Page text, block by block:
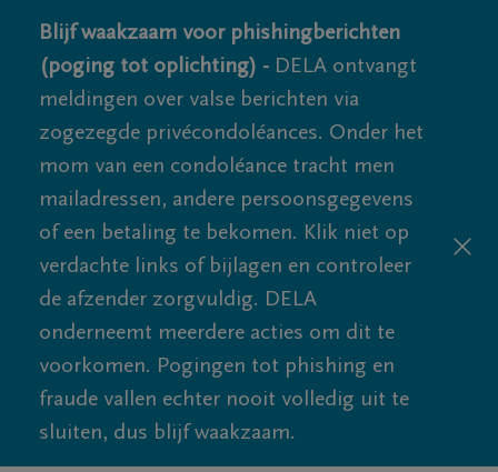
Blijf waakzaam voor phishingberichten
(poging tot oplichting) - DELA ontvangt
meldingen over valse berichten via
zogezegde privécondoléances. Onder het
mom van een condoléance tracht men
mailadressen, andere persoonsgegevens
of een betaling te bekomen. Klik niet op
verdachte links of bijlagen en controleer
de afzender zorgvuldig. DELA
onderneemt meerdere acties om dit te
voorkomen. Pogingen tot phishing en
fraude vallen echter nooit volledig uit te
sluiten, dus blijf waakzaam.